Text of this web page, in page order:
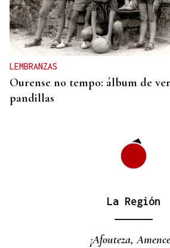
AHORRO ENERGÉTICO
La UE lanza una campaña de
doméstico
LEMBRANZAS
Ourense no tempo: álbum de
pandillas
La Región
¡Afouteza,